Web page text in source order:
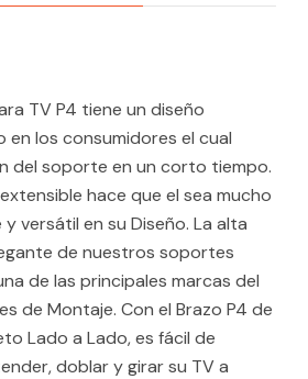
TV P4 tiene un diseño
en los consumidores el cual
del soporte en un corto tiempo.
hace que el sea mucho
versátil en su Diseño. La alta
de nuestros soportes
de las principales marcas del
de Montaje. Con el Brazo P4 de
Lado a Lado, es fácil de
doblar y girar su TV a